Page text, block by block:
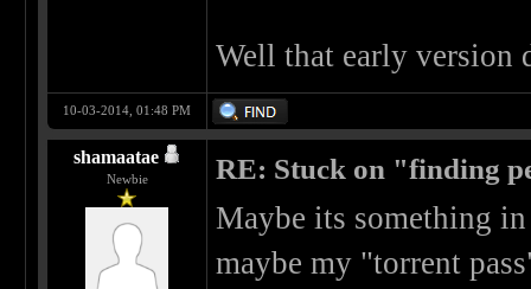
Well that early version
10-03-2014, 01:48 PM
shamaatae
Newbie RE: Stuck on "finding
Maybe its something
maybe my "torrent